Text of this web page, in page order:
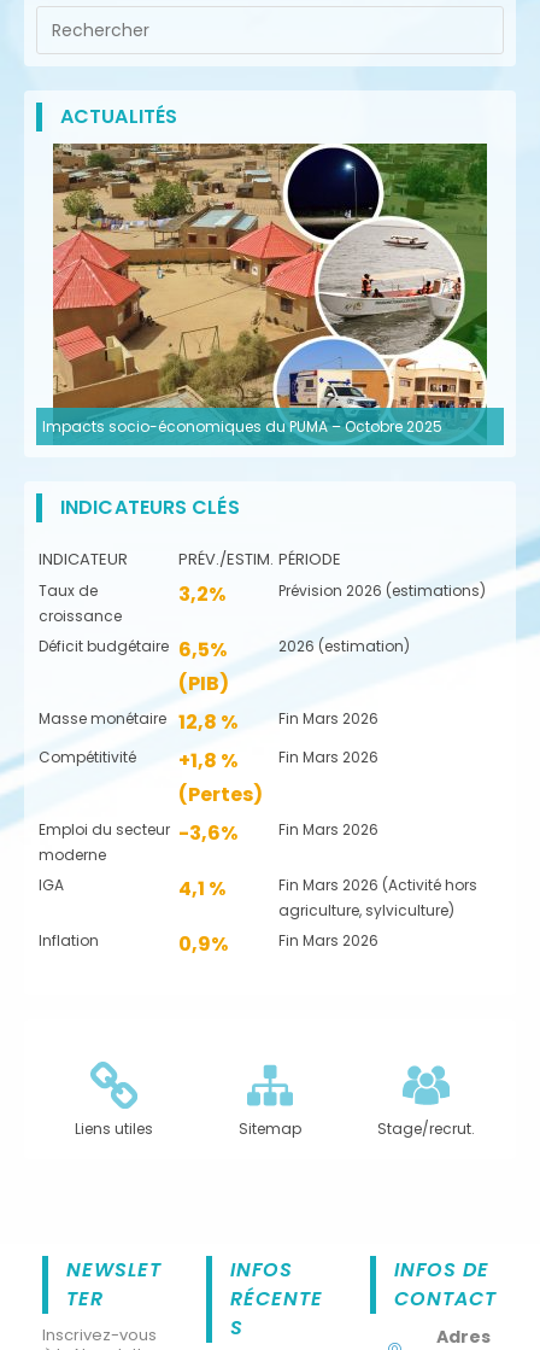
ACTUALITÉS
Impacts socio-économiques du PUMA – Octobre 2025
INDICATEURS CLÉS
INDICATEUR PRÉV./ESTIM. PÉRIODE
Taux de
croissance
3,2% Prévision 2026 (estimations)
Déficit budgétaire 6,5%
(PIB)
2026 (estimation)
Masse monétaire 12,8 %
Fin Mars 2026
Compétitivité
+1,8 %
(Pertes)
Fin Mars 2026
Emploi du secteur
moderne
-3,6% Fin Mars 2026
IGA 4,1 %
Fin Mars 2026 (Activité hors
agriculture, sylviculture)
Inflation
0,9% Fin Mars 2026
Liens utiles Sitemap Stage/recrut.
NEWSLET
TER
Inscrivez-vous
INFOS
RÉCENTE
S
INFOS DE
CONTACT
Adres